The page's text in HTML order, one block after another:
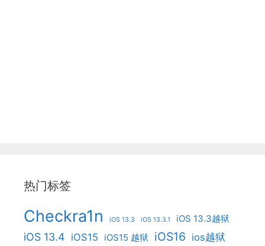
热门标签
Checkra1n iOS 13.3 iOS 13.3.1 iOS 13.3越狱
iOS 13.4 iOS15 iOS15 越狱 iOS16 ios越狱